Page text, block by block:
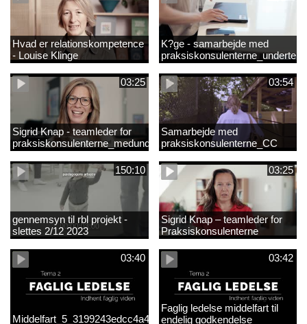
Hvad er relationskompetence
- Louise Klinge
K?ge - samarbejde med
03:25
Sigrid Knap - teamleder for
praksiskonsulenterne_medundertekst
03:54
Samarbejde med
praksiskonsulenterne_CC
150:10
gennemsyn til rbl projekt -
slettes 2/12 2023
03:25
Sigrid Knap – teamleder for
Praksiskonsulenterne
03:40
Middelfart_5_3199243edcc4a41acb865705c927d015.mp4
03:42
Faglig ledelse middelfart til
endelig godkendelse